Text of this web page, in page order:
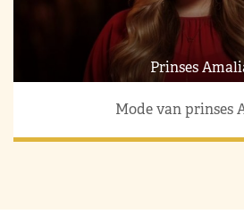
Prinses
Mode van prinses